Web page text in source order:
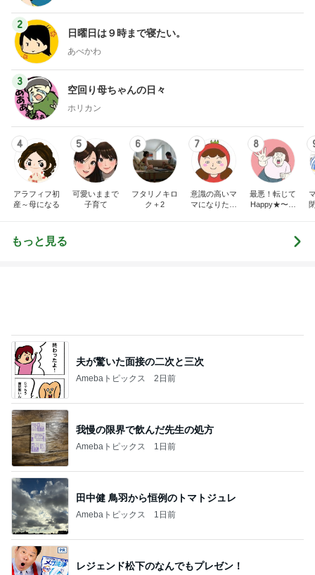
2
日曜日は９時まで寝たい。
あべかわ
3
空回り母ちゃんの日々
ホリカン
4
アラフィフ初
産～母になる
5
可愛いままで
子育て
6
フタリノキロ
ク＋2
7
意識の高いマ
マになりたか
8
最悪！転じて
Happy★〜タ
くじり帳」〜
もっと見る
我慢の限界で飲んだ先生の処方
Amebaトピックス 1日前
田中健 鳥羽から恒例のトマトジュレ
Amebaトピックス 1日前
レジェンド松下のなんでもプレゼン！
Amebaトピックス 21時間前
ゴロゴロしながら勉強する長女の間違い